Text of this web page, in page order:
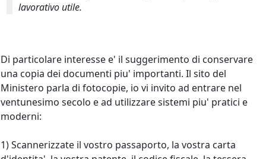
lavorativo utile.
Di particolare interesse e' il suggerimento di conservare
una copia dei documenti piu' importanti. Il sito del
Ministero parla di fotocopie, io vi invito ad entrare nel
ventunesimo secolo e ad utilizzare sistemi piu' pratici e
moderni:
1) Scannerizzate il vostro passaporto, la vostra carta